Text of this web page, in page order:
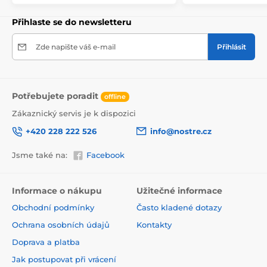
Použitá tisková metoda je ekologická, a proto jsou
přísné normy a mají VOC i GREENGUARD GOLD
certifikaci. Navíc jsou bez obsahu PVC a lepidlo je na
Přihlaste se do newsletteru
Zde napište váš e-mail Přihlásit
Potřebujete poradit offline
Zákaznický servis je k dispozici
+420 228 222 526
info@nostre.cz
Jsme také na: Facebook
Informace o nákupu
Obchodní podmínky
Ochrana osobních údajů
Doprava a platba
Jak postupovat při vrácení
Užitečné informace
Často kladené dotazy
Kontakty